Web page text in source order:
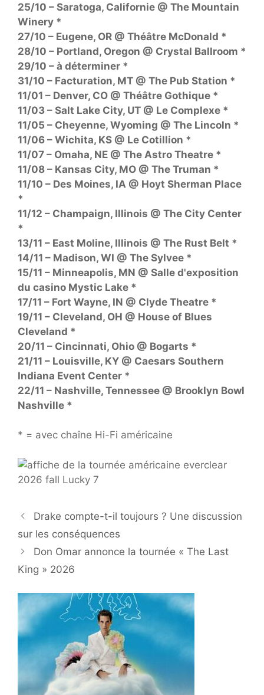
25/10 – Saratoga, Californie @ The Mountain
Winery *
27/10 – Eugene, OR @ Théâtre McDonald *
28/10 – Portland, Oregon @ Crystal Ballroom *
29/10 – à déterminer *
31/10 – Facturation, MT @ The Pub Station *
11/01 – Denver, CO @ Théâtre Gothique *
11/03 – Salt Lake City, UT @ Le Complexe *
11/05 – Cheyenne, Wyoming @ The Lincoln *
11/06 – Wichita, KS @ Le Cotillion *
11/07 – Omaha, NE @ The Astro Theatre *
11/08 – Kansas City, MO @ The Truman *
11/10 – Des Moines, IA @ Hoyt Sherman Place
*
11/12 – Champaign, Illinois @ The City Center
*
13/11 – East Moline, Illinois @ The Rust Belt *
14/11 – Madison, WI @ The Sylvee *
15/11 – Minneapolis, MN @ Salle d'exposition
du casino Mystic Lake *
17/11 – Fort Wayne, IN @ Clyde Theatre *
19/11 – Cleveland, OH @ House of Blues
Cleveland *
20/11 – Cincinnati, Ohio @ Bogarts *
21/11 – Louisville, KY @ Caesars Southern
Indiana Event Center *
22/11 – Nashville, Tennessee @ Brooklyn Bowl
Nashville *
* = avec chaîne Hi-Fi américaine
Drake compte-t-il toujours ? Une discussion
sur les conséquences
Don Omar annonce la tournée « The Last
King » 2026